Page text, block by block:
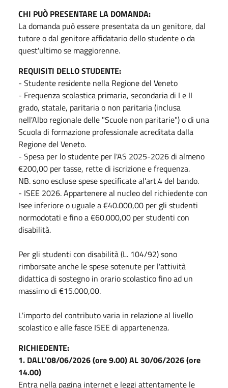
CHI PUÒ PRESENTARE LA DOMANDA:
La domanda può essere presentata da un genitore, dal
tutore o dal genitore affidatario dello studente o da
quest'ultimo se maggiorenne.
REQUISITI DELLO STUDENTE:
- Studente residente nella Regione del Veneto
- Frequenza scolastica primaria, secondaria di I e II
grado, statale, paritaria o non paritaria (inclusa
nell'Albo regionale delle "Scuole non paritarie") o di una
Scuola di formazione professionale acreditata dalla
Regione del Veneto.
- Spesa per lo studente per l'AS 2025-2026 di almeno
€200,00 per tasse, rette di iscrizione e frequenza.
NB. sono escluse spese specificate al'art.4 del bando.
- ISEE 2026. Appartenere al nucleo del richiedente con
Isee inferiore o uguale a €40.000,00 per gli studenti
normodotati e fino a €60.000,00 per studenti con
disabilità.
Per gli studenti con disabilità (L. 104/92) sono
rimborsate anche le spese sotenute per l'attività
didattica di sostegno in orario scolastico fino ad un
massimo di €15.000,00.
L'importo del contributo varia in relazione al livello
scolastico e alle fasce ISEE di appartenenza.
RICHIEDENTE:
1. DALL'08/06/2026 (ore 9.00) AL 30/06/2026 (ore
14.00)
Entra nella pagina internet e leggi attentamente le